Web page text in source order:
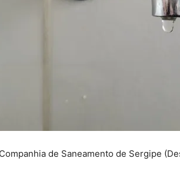
de Saneamento de Sergipe